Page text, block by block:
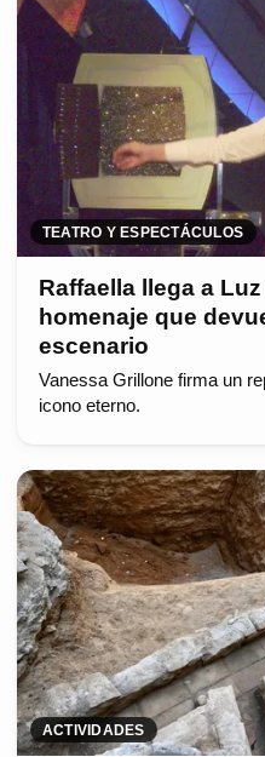
TEATRO Y ESPECTÁCULOS
Raffaella llega a
homenaje que
escenario
Vanessa Grillone firma un
icono eterno.
ACTIVIDADES